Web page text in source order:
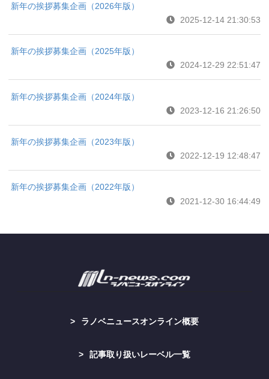
新年の挨拶募集企画（2026年版）
2025-12-14 21:30:53
新年の挨拶募集企画（2025年版）
2024-12-29 22:51:47
新年の挨拶募集企画（2024年版）
2023-12-16 21:26:50
新年の挨拶募集企画（2023年版）
2022-12-19 12:48:47
新年の挨拶募集企画（2022年版）
2021-12-30 16:44:49
ラノベニュースオンライン概要
記事取り扱いレーベル一覧